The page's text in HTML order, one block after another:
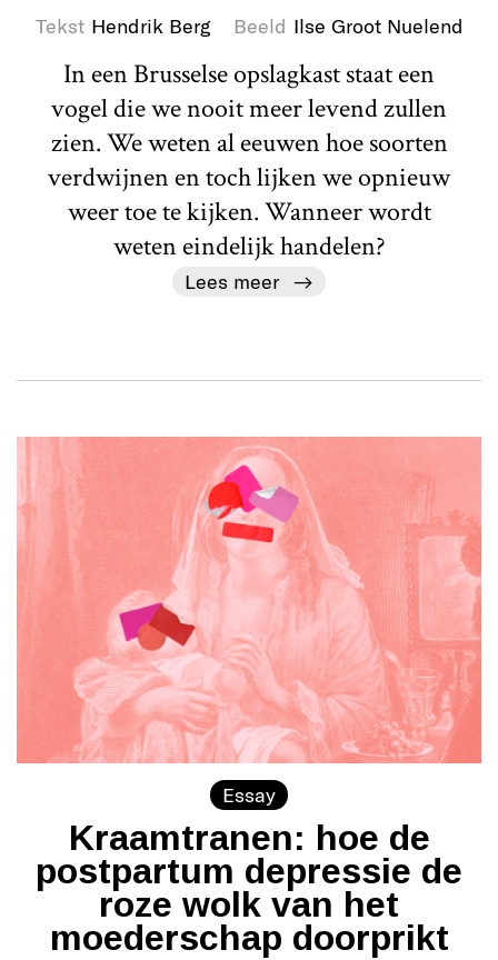
Tekst Hendrik Berg Beeld Ilse Groot Nuelend
In een Brusselse opslagkast staat een
vogel die we nooit meer levend zullen
zien. We weten al eeuwen hoe soorten
verdwijnen en toch lijken we opnieuw
weer toe te kijken. Wanneer wordt
weten eindelijk handelen?
Lees meer
Essay
Kraamtranen: hoe de
postpartum depressie de
roze wolk van het
moederschap doorprikt